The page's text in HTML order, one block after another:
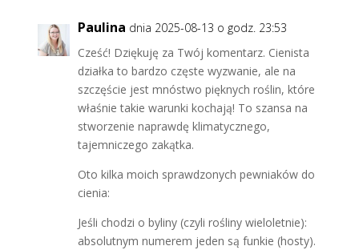
Paulina dnia 2025-08-13 o godz. 23:53
Cześć! Dziękuję za Twój komentarz. Cienista
działka to bardzo częste wyzwanie, ale na
szczęście jest mnóstwo pięknych roślin, które
właśnie takie warunki kochają! To szansa na
stworzenie naprawdę klimatycznego,
tajemniczego zakątka.
Oto kilka moich sprawdzonych pewniaków do
cienia:
Jeśli chodzi o byliny (czyli rośliny wieloletnie):
absolutnym numerem jeden są funkie (hosty).